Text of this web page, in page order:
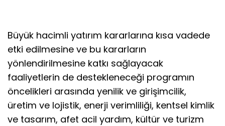
Büyük hacimli yatırım kararlarına kısa vadede
etki edilmesine ve bu kararların
yönlendirilmesine katkı sağlayacak
faaliyetlerin de destekleneceği programın
öncelikleri arasında yenilik ve girişimcilik,
üretim ve lojistik, enerji verimliliği, kentsel kimlik
ve tasarım, afet acil yardım, kültür ve turizm